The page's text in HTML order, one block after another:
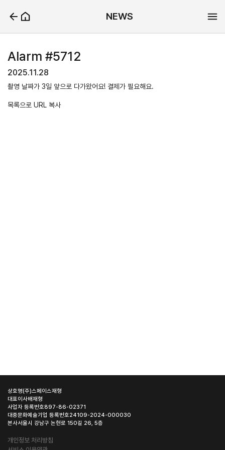
NEWS
Alarm #5712
2025.11.28
촬영 날짜가 3일 앞으로 다가왔어요! 결제가 필요해요.
목록으로 URL 복사
상호명(주)스페이스재형
대표이사배재형
사업자 등록번호897-86-02371
대중문화예술기업 등록번호24109-2024-000030
본사서울시 강남구 논현로 150길 26, 5층
개인정보 처리방침